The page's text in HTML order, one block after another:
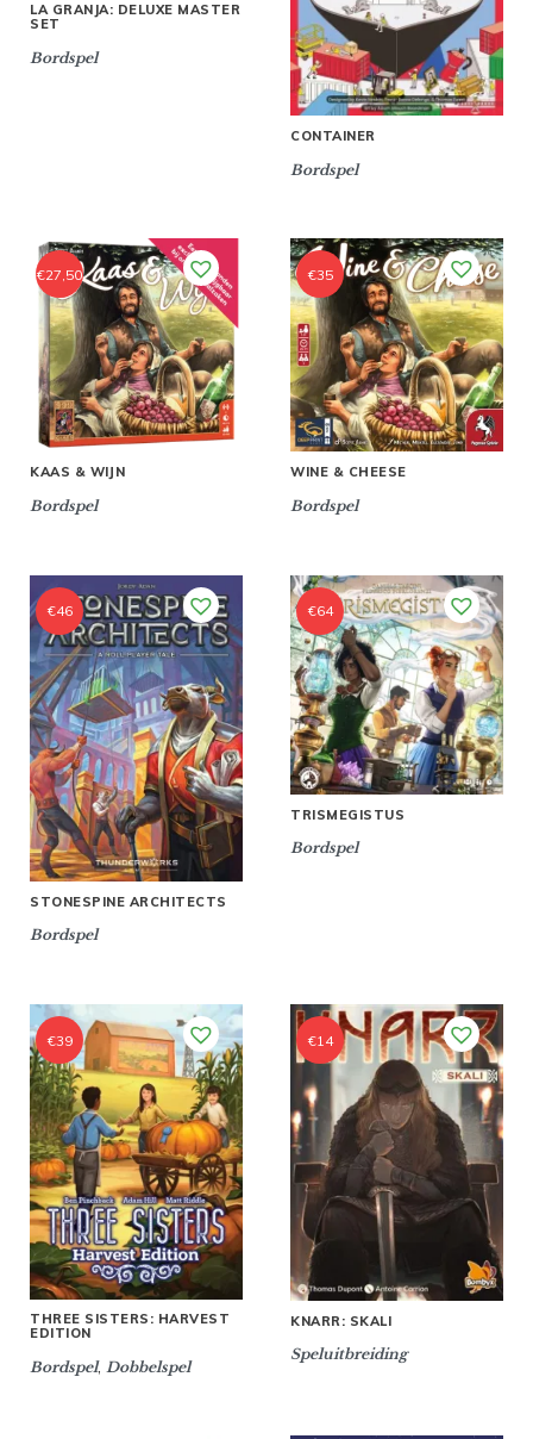
LA GRANJA: DELUXE MASTER
SET
Bordspel
CONTAINER
Bordspel
KAAS & WIJN
Bordspel
€27,50
WINE & CHEESE
Bordspel
€35
STONESPINE ARCHITECTS
Bordspel
€46
TRISMEGISTUS
Bordspel
€64
THREE SISTERS: HARVEST
EDITION
Bordspel, Dobbelspel
€39
KNARR: SKALI
Speluitbreiding
€14